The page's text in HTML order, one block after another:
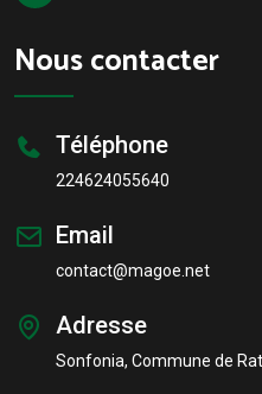
Nous contacter
Téléphone
224624055640
Email
contact@magoe.net
Adresse
Sonfonia, Commune de